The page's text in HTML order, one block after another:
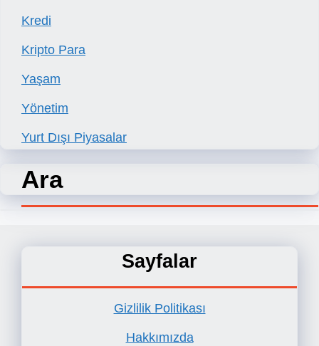
Kredi
Kripto Para
Yaşam
Yönetim
Yurt Dışı Piyasalar
Ara
Sayfalar
Gizlilik Politikası
Hakkımızda